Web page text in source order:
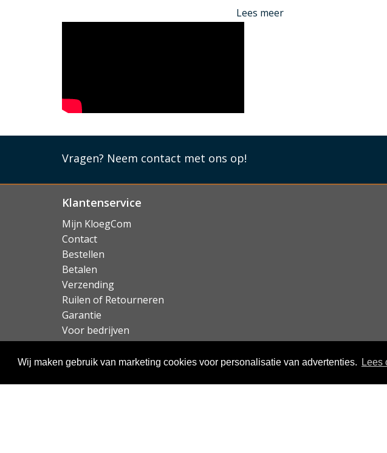
Wij maken gebruik van marketing cookies voor personalisatie van advertenties. Lees
Lees minder
Lees meer
Vragen? Neem contact met ons op!
Klantenservice
Mijn KloegCom
Contact
Bestellen
Betalen
Verzending
Ruilen of Retourneren
Garantie
Voor bedrijven
Over KloegCom.nl